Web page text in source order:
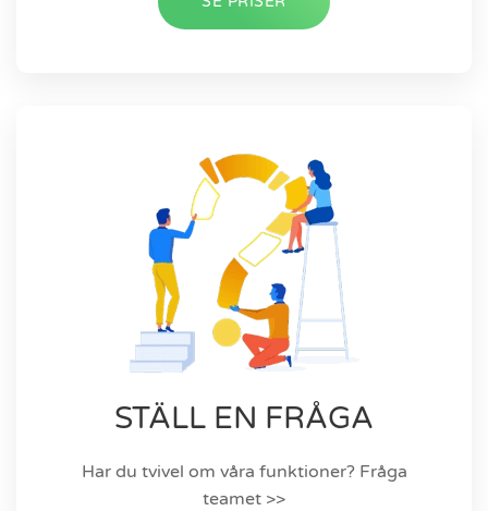
STÄLL EN FRÅGA
Har du tvivel om våra funktioner? Fråga
teamet >>